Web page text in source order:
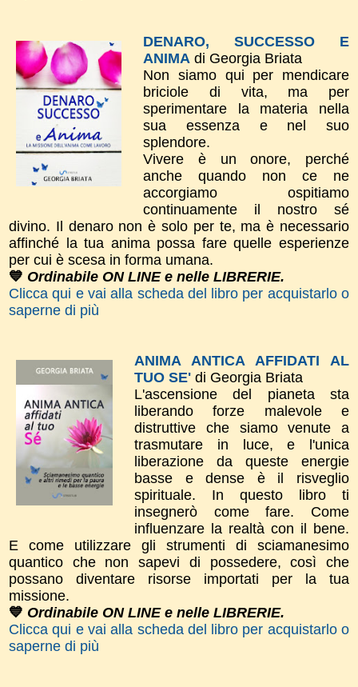
DENARO, SUCCESSO E
ANIMA di Georgia Briata
Non siamo qui per mendicare
briciole di vita, ma per
sperimentare la materia nella
sua essenza e nel suo
splendore.
Vivere è un onore, perché
anche quando non ce ne
accorgiamo ospitiamo
continuamente il nostro sé
divino. Il denaro non è solo per te, ma è necessario
affinché la tua anima possa fare quelle esperienze
per cui è scesa in forma umana.
💙 Ordinabile ON LINE e nelle LIBRERIE.
Clicca qui e vai alla scheda del libro per acquistarlo o
saperne di più
ANIMA ANTICA AFFIDATI AL
TUO SE' di Georgia Briata
L'ascensione del pianeta sta
liberando forze malevole e
distruttive che siamo venute a
trasmutare in luce, e l'unica
liberazione da queste energie
basse e dense è il risveglio
spirituale. In questo libro ti
insegnerò come fare. Come
influenzare la realtà con il bene.
E come utilizzare gli strumenti di sciamanesimo
quantico che non sapevi di possedere, così che
possano diventare risorse importati per la tua
missione.
💙 Ordinabile ON LINE e nelle LIBRERIE.
Clicca qui e vai alla scheda del libro per acquistarlo o
saperne di più